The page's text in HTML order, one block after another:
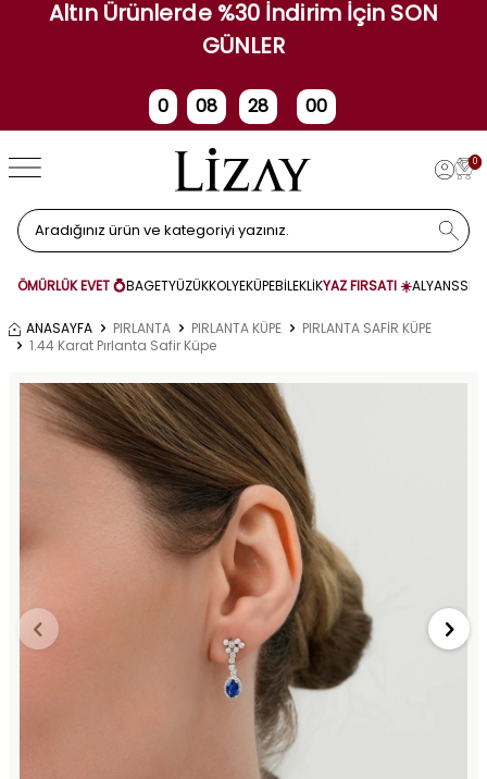
Altın Ürünlerde %30 İndirim İçin SON
GÜNLER
0
Gün
08
Saat
28 00
0
ÖMÜRLÜK EVET 💍BAGETYÜZÜKKOLYEKÜPEBİLEKLİKYAZ FIRSATI ☀️ALYANS
ANASAYFA PIRLANTA PIRLANTA KÜPE
PIRLANTA SAFİR KÜPE
1.44 Karat Pırlanta Safir Küpe